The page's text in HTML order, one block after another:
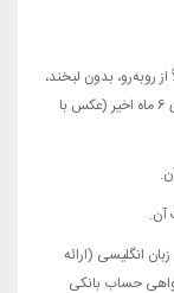
از روبه‌رو، بدون لبخند،
بدون عینک، گردی صورت کاملاً مشخص باشد، حداکثر برای 6 ماه اخیر (عکس با
انگلیسی (ارائه
حساب بانکی